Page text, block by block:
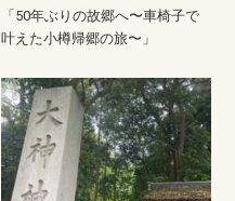
「50年ぶりの故郷へ〜車椅子で
叶えた小樽帰郷の旅〜」